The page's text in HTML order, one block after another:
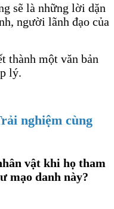
sẽ là những lời dặn
người lãnh đạo của
thành một văn bản
lý.
nghiệm cùng
vật khi họ tham
mạo danh này?